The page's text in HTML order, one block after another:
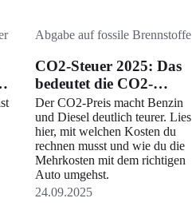
Abgabe auf fossile Brennstoffe
CO2-Steuer 2025: Das
bedeutet die CO2-
Abgabe für den
Spritpreis
Der CO2-Preis macht Benzin
und Diesel deutlich teurer. Lies
hier, mit welchen Kosten du
rechnen musst und wie du die
Mehrkosten mit dem richtigen
Auto umgehst.
24.09.2025